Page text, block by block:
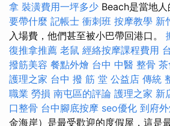
拿 裝潢費用一坪多少 Beach是當地人
要帶什麼 記帳士 衝刺班 按摩教學 新
入場費，他們甚至被小巴帶回港口。
復推拿推薦 老鼠 經絡按摩課程費用
撥筋美容 餐點外燴 台中 中醫 整骨 茶
護理之家 台中 撥 筋 堂 公益店 傳統
職業 勞損 南屯區的評論 護理之家 新
口整骨 台中腳底按摩 seo優化 到府
金海岸）是最受歡迎的度假屋，這是